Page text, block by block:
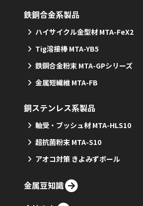
鉄銅合金系製品
ハイサイクル金型材 MTA-FeX2
Tig溶接棒 MTA-YB5
鉄銅合金粉末 MTA-GPシリーズ
金属短繊維 MTA-FB
銅ステンレス系製品
軸受・ブッシュ材 MTA-HLS10
超抗菌粉末 MTA-S10
アオコ対策 きよみずボール
金属豆知識